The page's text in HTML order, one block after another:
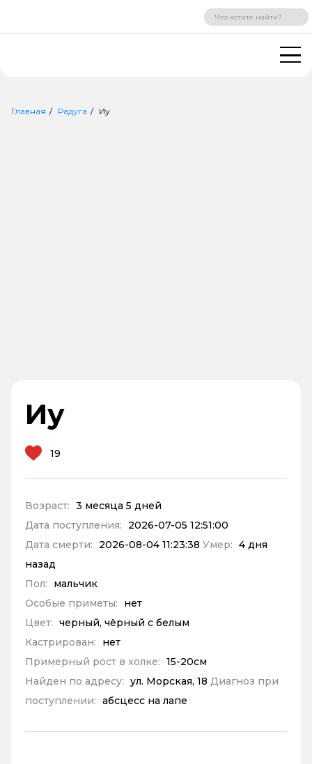
ВХОД РЕГИСТРАЦИЯ
Главная Радуга Иу
Иу
19
Возраст: 3 месяца 5 дней
Дата поступления:
2026-07-05 12:51:00
Дата смерти:
2026-08-04 11:23:38 Умер: 4 дня
назад
Пол:
мальчик
Особые приметы:
нет
Цвет: черный, чёрный с белым
Кастрирован:
нет
Примерный рост в холке: 15-20см
Найден по адресу: ул. Морская, 18 Диагноз при
поступлении: абсцесс на лапе